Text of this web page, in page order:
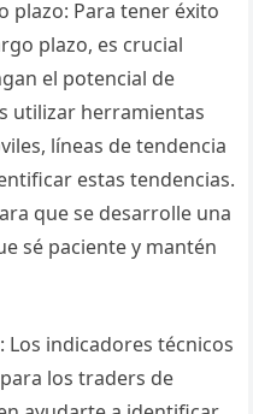
plazo: Para tener éxito
plazo, es crucial
el potencial de
utilizar herramientas
líneas de tendencia
estas tendencias.
que se desarrolle una
sé paciente y mantén
Los indicadores técnicos
los traders de